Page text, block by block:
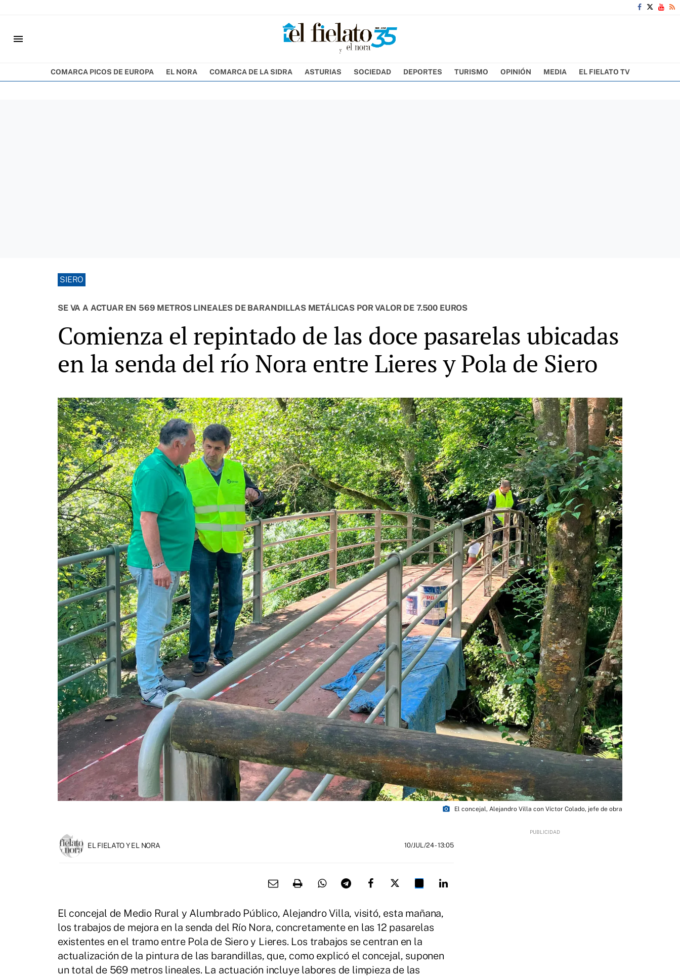
menu
COMARCA PICOS DE EUROPA EL NORA COMARCA DE LA SIDRA ASTURIAS SOCIEDAD DEPORTES TURISMO OPINIÓN MEDIA EL FIELATO TV
SIERO
SE VA A ACTUAR EN 569 METROS LINEALES DE BARANDILLAS METÁLICAS POR VALOR DE 7.500 EUROS
Comienza el repintado de las doce pasarelas ubicadas
en la senda del río Nora entre Lieres y Pola de Siero
photo_camera El concejal, Alejandro Villa con Víctor Colado, jefe de obra
EL FIELATO Y EL NORA 10/JUL/24- 13:05
El concejal de Medio Rural y Alumbrado Público, Alejandro Villa, visitó, esta mañana,
los trabajos de mejora en la senda del Río Nora, concretamente en las 12 pasarelas
existentes en el tramo entre Pola de Siero y Lieres. Los trabajos se centran en la
actualización de la pintura de las barandillas, que, como explicó el concejal, suponen
un total de 569 metros lineales. La actuación incluye labores de limpieza de las